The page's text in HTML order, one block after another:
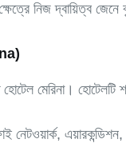
নিজ দ্বায়িত্ব
মেরিনা। হোটেলটি
নেটওয়ার্ক,